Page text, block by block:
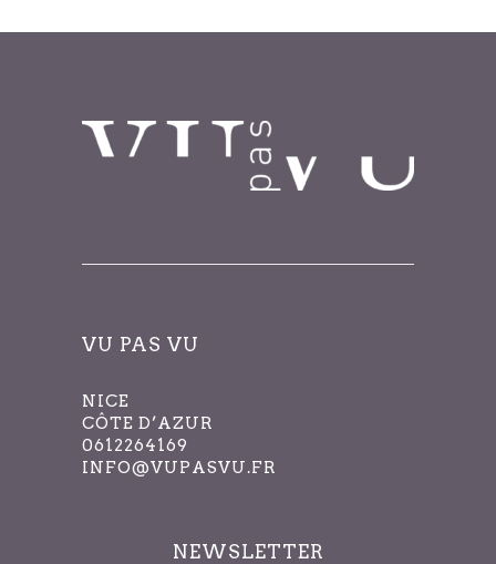
VU PAS VU
NICE
CÔTE D’AZUR
0612264169
INFO@VUPASVU.FR
NEWSLETTER